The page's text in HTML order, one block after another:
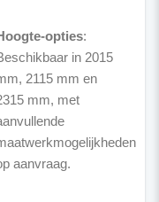
opties:
in 2015
2115 mm en
mm, met
aanvraag.